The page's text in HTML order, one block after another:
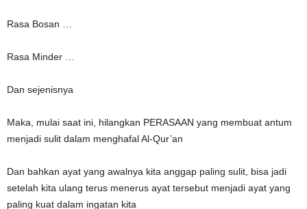
Rasa Bosan …
Rasa Minder …
Dan sejenisnya
Maka, mulai saat ini, hilangkan PERASAAN yang membuat antum
menjadi sulit dalam menghafal Al-Qur’an
Dan bahkan ayat yang awalnya kita anggap paling sulit, bisa jadi
setelah kita ulang terus menerus ayat tersebut menjadi ayat yang
paling kuat dalam ingatan kita